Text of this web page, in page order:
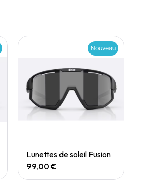
Quick View
Nouveau
Lunettes de soleil Fusion
99,00 €